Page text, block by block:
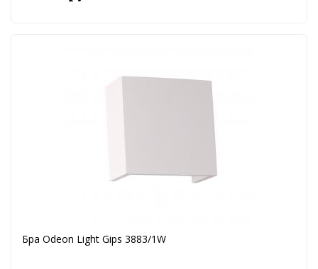
Бра Odeon Light Gips 3883/1W